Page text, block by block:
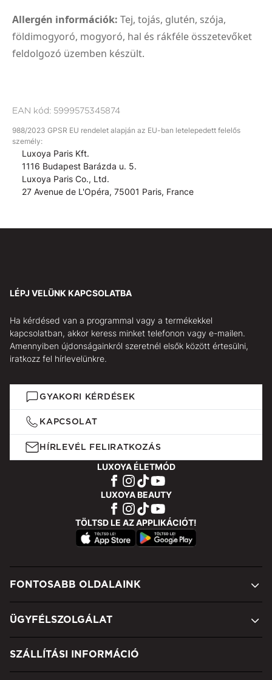
Allergén információk: Tej, tojás, glutén, szója,
földimogyoró, mogyoró, hal és rákféle összetevőket
feldolgozó üzemben készült.
EAN kód: 5999575345874
988/2023 GPSR EU rendelet alapján az EU-ban letelepedett felelős
személy:
Luxoya Paris Kft.
1116 Budapest Barázda u. 5.
Luxoya Paris Co., Ltd.
27 Avenue de L'Opéra, 75001 Paris, France
LÉPJ VELÜNK KAPCSOLATBA
Ha kérdésed van a programmal vagy a termékekkel
kapcsolatban, akkor keress minket telefonon vagy e-mailen.
Amennyiben újdonságainkról szeretnél elsők között értesülni,
iratkozz fel hírlevelünkre.
GYAKORI KÉRDÉSEK
KAPCSOLAT
HÍRLEVÉL FELIRATKOZÁS
LUXOYA ÉLETMÓD
LUXOYA BEAUTY
TÖLTSD LE AZ APPLIKÁCIÓT!
FONTOSABB OLDALAINK
ÜGYFÉLSZOLGÁLAT
SZÁLLÍTÁSI INFORMÁCIÓ